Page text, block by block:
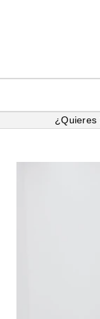
¿Quieres